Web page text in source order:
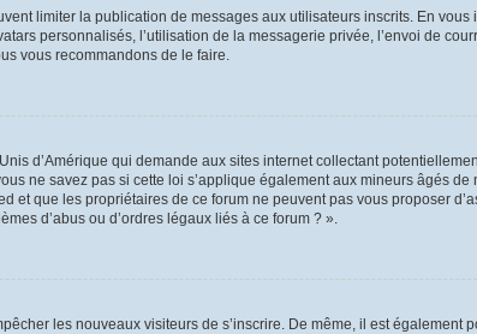
limiter la publication de messages aux utilisateurs inscrits. En
personnalisés, l’utilisation de la messagerie privée, l’envoi de
vous recommandons de le faire.
d’Amérique qui demande aux sites internet collectant
ne savez pas si cette loi s’applique également aux mineurs âgés
que les propriétaires de ce forum ne peuvent pas vous proposer
d’abus ou d’ordres légaux liés à ce forum ? ».
les nouveaux visiteurs de s’inscrire. De même, il est